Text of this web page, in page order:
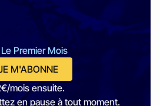
Premier Mois
M'ABONNE
mois ensuite.
en pause à tout moment.